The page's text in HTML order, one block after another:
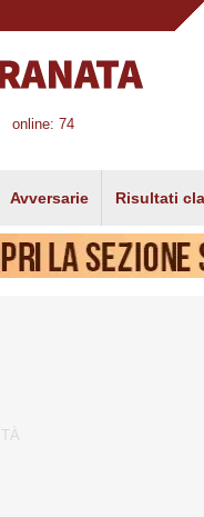
online: 74
Avversarie Risultati